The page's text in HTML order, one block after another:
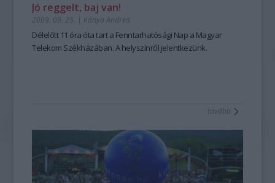
Jó reggelt, baj van!
2009. 09. 25. | Kánya Andrea
Délelőtt 11 óra óta tart a Fenntarhatósági Nap a Magyar
Telekom Székházában. A helyszínről jelentkezünk.
tovább